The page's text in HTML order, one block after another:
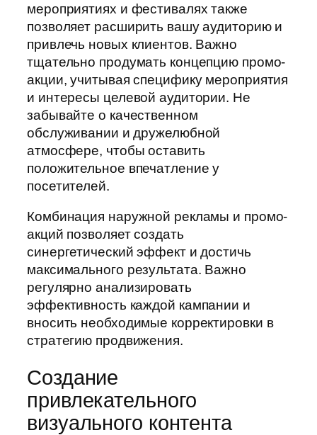
мероприятиях и фестивалях также
позволяет расширить вашу аудиторию и
привлечь новых клиентов. Важно
тщательно продумать концепцию промо-
акции, учитывая специфику мероприятия
и интересы целевой аудитории. Не
забывайте о качественном
обслуживании и дружелюбной
атмосфере, чтобы оставить
положительное впечатление у
посетителей.
Комбинация наружной рекламы и промо-
акций позволяет создать
синергетический эффект и достичь
максимального результата. Важно
регулярно анализировать
эффективность каждой кампании и
вносить необходимые корректировки в
стратегию продвижения.
Создание
привлекательного
визуального контента